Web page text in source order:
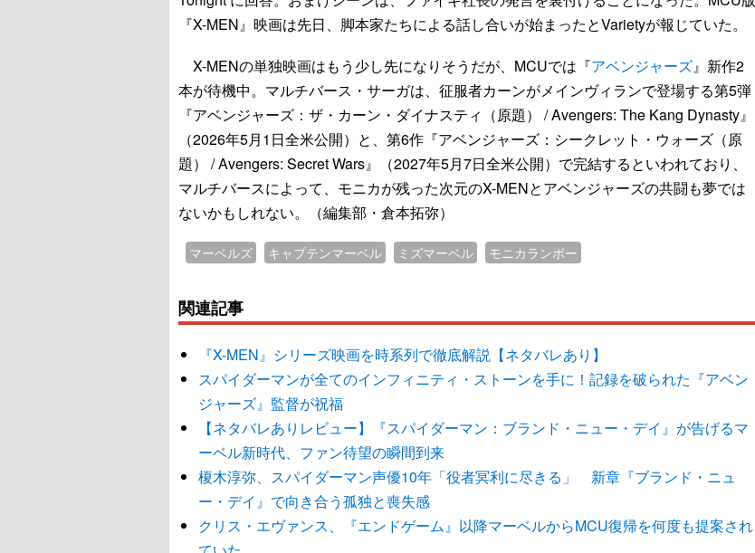
『X-MEN』映画は先日、脚本家たちによる話し合いが始まったとVarietyが報じていた。
X-MENの単独映画はもう少し先になりそうだが、MCUでは『アベンジャーズ』新作2
本が待機中。マルチバース・サーガは、征服者カーンがメインヴィランで登場する第5弾
『アベンジャーズ：ザ・カーン・ダイナスティ（原題） / Avengers: The Kang Dynasty』
（2026年5月1日全米公開）と、第6作『アベンジャーズ：シークレット・ウォーズ（原
題） / Avengers: Secret Wars』（2027年5月7日全米公開）で完結するといわれており、
マルチバースによって、モニカが残った次元のX-MENとアベンジャーズの共闘も夢では
ないかもしれない。（編集部・倉本拓弥）
マーベルズ キャプテンマーベル ミズマーベル モニカランボー
関連記事
『X-MEN』シリーズ映画を時系列で徹底解説【ネタバレあり】
スパイダーマンが全てのインフィニティ・ストーンを手に！記録を破られた『アベン
ジャーズ』監督が祝福
【ネタバレありレビュー】『スパイダーマン：ブランド・ニュー・デイ』が告げるマ
ーベル新時代、ファン待望の瞬間到来
榎木淳弥、スパイダーマン声優10年「役者冥利に尽きる」 新章『ブランド・ニュ
ー・デイ』で向き合う孤独と喪失感
クリス・エヴァンス、『エンドゲーム』以降マーベルからMCU復帰を何度も提案され